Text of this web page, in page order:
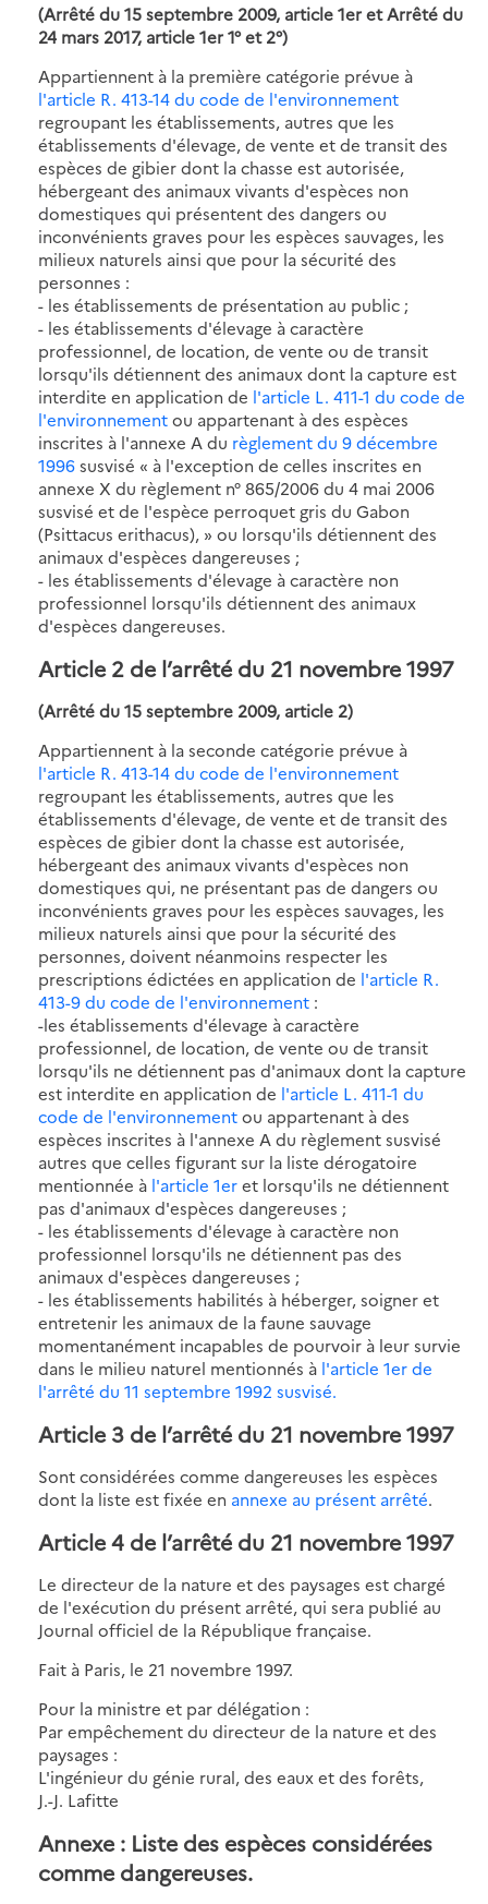
(Arrêté du 15 septembre 2009, article 1er et Arrêté du
24 mars 2017, article 1er 1° et 2°)
Appartiennent à la première catégorie prévue à
l'article R. 413-14 du code de l'environnement
regroupant les établissements, autres que les
établissements d'élevage, de vente et de transit des
espèces de gibier dont la chasse est autorisée,
hébergeant des animaux vivants d'espèces non
domestiques qui présentent des dangers ou
inconvénients graves pour les espèces sauvages, les
milieux naturels ainsi que pour la sécurité des
personnes :
- les établissements de présentation au public ;
- les établissements d'élevage à caractère
professionnel, de location, de vente ou de transit
lorsqu'ils détiennent des animaux dont la capture est
interdite en application de l'article L. 411-1 du code de
l'environnementou appartenant à des espèces
inscrites à l'annexe A du règlement du 9 décembre
1996susvisé « à l'exception de celles inscrites en
annexe X du règlement n° 865/2006 du 4 mai 2006
susvisé et de l'espèce perroquet gris du Gabon
(Psittacus erithacus), » ou lorsqu'ils détiennent des
animaux d'espèces dangereuses ;
- les établissements d'élevage à caractère non
professionnel lorsqu'ils détiennent des animaux
d'espèces dangereuses.
Article 2 de l’arrêté du 21 novembre 1997
(Arrêté du 15 septembre 2009, article 2)
Appartiennent à la seconde catégorie prévue à
l'article R. 413-14 du code de l'environnement
regroupant les établissements, autres que les
établissements d'élevage, de vente et de transit des
espèces de gibier dont la chasse est autorisée,
hébergeant des animaux vivants d'espèces non
domestiques qui, ne présentant pas de dangers ou
inconvénients graves pour les espèces sauvages, les
milieux naturels ainsi que pour la sécurité des
personnes, doivent néanmoins respecter les
prescriptions édictées en application de l'article R.
413-9 du code de l'environnement :
-les établissements d'élevage à caractère
professionnel, de location, de vente ou de transit
lorsqu'ils ne détiennent pas d'animaux dont la capture
est interdite en application de l'article L. 411-1 du
code de l'environnementou appartenant à des
espèces inscrites à l'annexe A du règlement susvisé
autres que celles figurant sur la liste dérogatoire
mentionnée à l'article 1eret lorsqu'ils ne détiennent
pas d'animaux d'espèces dangereuses ;
- les établissements d'élevage à caractère non
professionnel lorsqu'ils ne détiennent pas des
animaux d'espèces dangereuses ;
- les établissements habilités à héberger, soigner et
entretenir les animaux de la faune sauvage
momentanément incapables de pourvoir à leur survie
dans le milieu naturel mentionnés à l'article 1er de
l'arrêté du 11 septembre 1992 susvisé.
Article 3 de l’arrêté du 21 novembre 1997
Sont considérées comme dangereuses les espèces
dont la liste est fixée en annexe au présent arrêté.
Article 4 de l’arrêté du 21 novembre 1997
Le directeur de la nature et des paysages est chargé
de l'exécution du présent arrêté, qui sera publié au
Journal officiel de la République française.
Fait à Paris, le 21 novembre 1997.
Pour la ministre et par délégation :
Par empêchement du directeur de la nature et des
paysages :
L'ingénieur du génie rural, des eaux et des forêts,
J.-J. Lafitte
Annexe : Liste des espèces considérées
comme dangereuses.